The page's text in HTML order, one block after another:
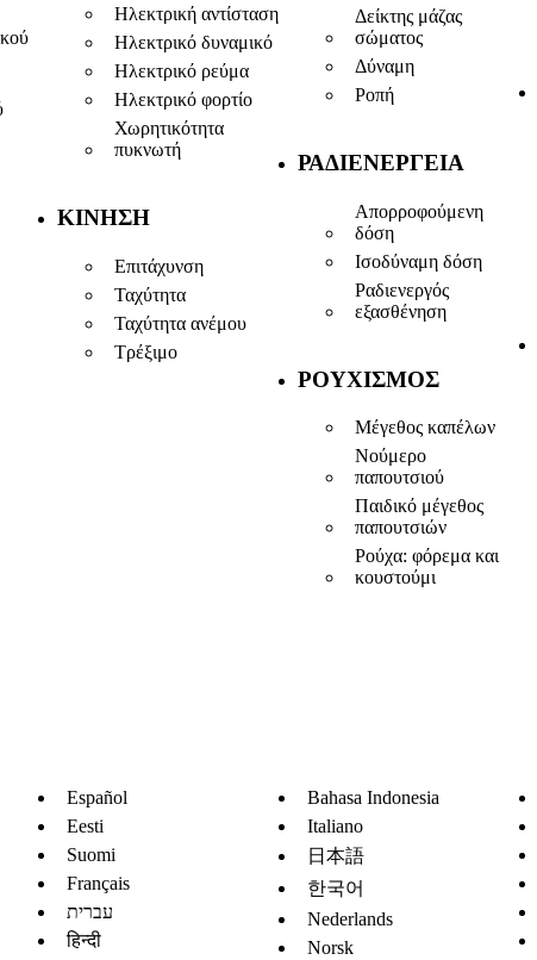
Ηλεκτρική αντίσταση
Ηλεκτρικό δυναμικό
Ηλεκτρικό ρεύμα
Ηλεκτρικό φορτίο
Χωρητικότητα
πυκνωτή
ΚΊΝΗΣΗ
Επιτάχυνση
Ταχύτητα
Ταχύτητα ανέμου
Τρέξιμο
Δείκτης μάζας
σώματος
Δύναμη
Ροπή
ΡΑΔΙΕΝΈΡΓΕΙΑ
Απορροφούμενη
δόση
Ισοδύναμη δόση
Ραδιενεργός
εξασθένηση
ΡΟΥΧΙΣΜΌΣ
Μέγεθος καπέλων
Νούμερο
παπουτσιού
Παιδικό μέγεθος
παπουτσιών
Ρούχα: φόρεμα και
κουστούμι
Español
Eesti
Suomi
Français
עברית
हिन्दी
Bahasa Indonesia
Italiano
日本語
한국어
Nederlands
Norsk